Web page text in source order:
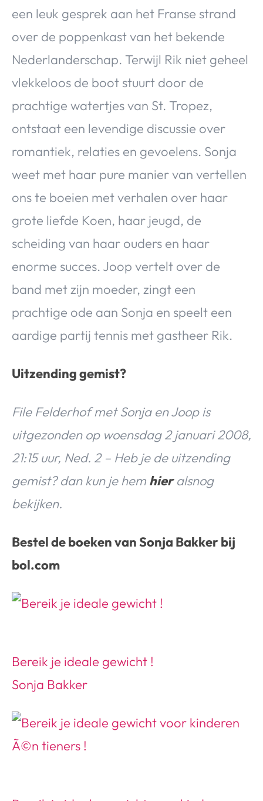
een leuk gesprek aan het Franse strand
over de poppenkast van het bekende
Nederlanderschap. Terwijl Rik niet geheel
vlekkeloos de boot stuurt door de
prachtige watertjes van St. Tropez,
ontstaat een levendige discussie over
romantiek, relaties en gevoelens. Sonja
weet met haar pure manier van vertellen
ons te boeien met verhalen over haar
grote liefde Koen, haar jeugd, de
scheiding van haar ouders en haar
enorme succes. Joop vertelt over de
band met zijn moeder, zingt een
prachtige ode aan Sonja en speelt een
aardige partij tennis met gastheer Rik.
Uitzending gemist?
File Felderhof met Sonja en Joop is
uitgezonden op woensdag 2 januari 2008,
21:15 uur, Ned. 2 – Heb je de uitzending
gemist? dan kun je hem hieralsnog
bekijken.
Bestel de boeken van Sonja Bakker bij
bol.com
Bereik je ideale gewicht !
Sonja Bakker